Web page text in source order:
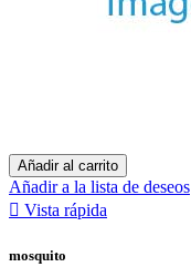
Añadir al carrito
Añadir a la lista de deseos
 Vista rápida
mosquito